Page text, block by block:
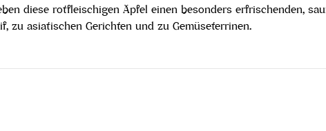
diese rotfleischigen Äpfel einen besonders erfrischenden,
zu asiatischen Gerichten und zu Gemüseterrinen.